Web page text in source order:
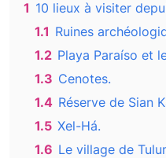
1 10 lieux à visiter
1.1 Ruines
1.2 Playa Paraíso et
1.3 Cenotes.
1.4 Réserve de Sian
1.5 Xel-Há.
1.6 Le village de